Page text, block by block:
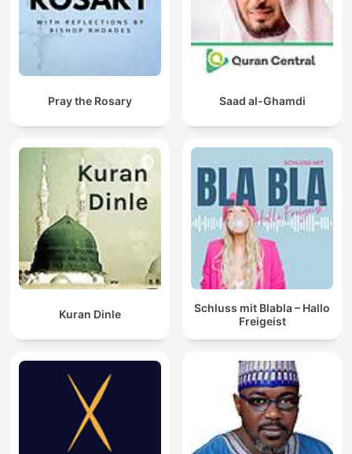
Pray the Rosary Saad al-Ghamdi
Kuran Dinle
Schluss mit Blabla – Hallo
Freigeist